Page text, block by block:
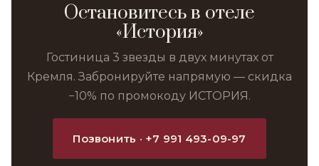
Остановитесь в отеле
«История»
Гостиница 3 звезды в двух минутах от
Кремля. Забронируйте напрямую — скидка
−10% по промокоду ИСТОРИЯ.
Позвонить · +7 991 493-09-97